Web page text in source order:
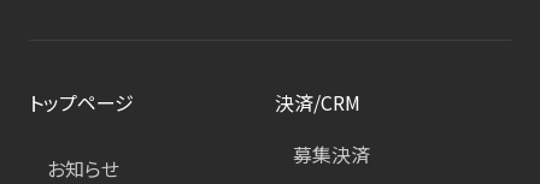
トップページ
お知らせ
決済/CRM
募集決済